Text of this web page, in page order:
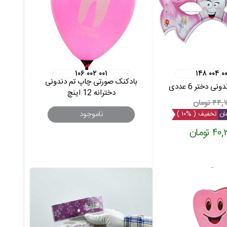
۰۰۴ ۰۰۵
دختر 6 عددی
تومان
تخفیف ( %۱۰ )
بسته
۱۰۶ ۰۰۲ ۰۰۱
بادکنک صورتی چاپ تم دندونی
دخترانه 12 اینچ
ناموجود